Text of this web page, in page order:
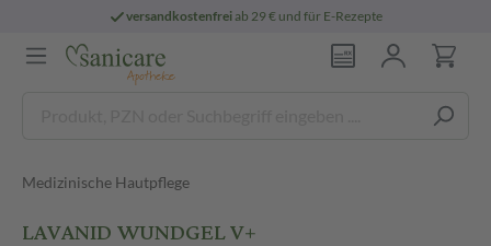
versandkostenfreiab 29 € und für E-Rezepte
Medizinische Hautpflege
LAVANID WUNDGEL V+